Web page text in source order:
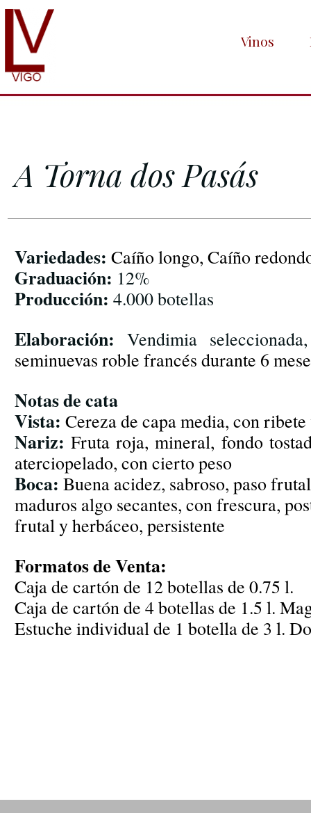
Vinos
A Torna dos Pasás
Variedades: Caíño longo, Caíño
Graduación: 12%
Producción: 4.000 botellas
Elaboración: Vendimia
seminuevas roble francés durante 6
Notas de cata
Vista: Cereza de capa media, con
Nariz: Fruta roja, mineral, fondo
aterciopelado, con cierto peso
Boca: Buena acidez, sabroso, paso
maduros algo secantes, con frescura,
frutal y herbáceo, persistente
Formatos de Venta:
Caja de cartón de 12 botellas de 0.75 l.
Caja de cartón de 4 botellas de 1.5 l.
Estuche individual de 1 botella de 3 l.